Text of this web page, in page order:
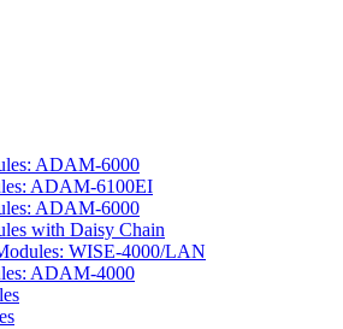
ADAM-6000
ADAM-6100EI
ADAM-6000
with Daisy Chain
WISE-4000/LAN
ADAM-4000